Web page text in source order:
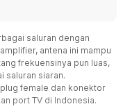
saluran dengan
antena ini mampu
frekuensinya pun luas,
saluran siaran.
female dan konektor
port TV di Indonesia.